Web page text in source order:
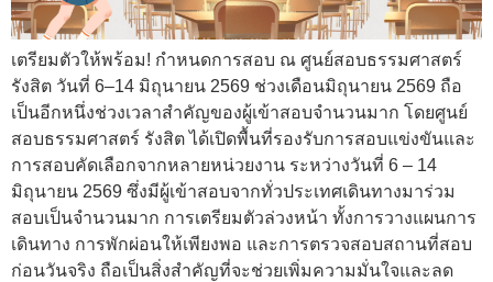
เตรียมตัวให้พร้อม! กำหนดการสอบ ณ ศูนย์สอบธรรมศาสตร์
รังสิต วันที่ 6–14 มิถุนายน 2569 ช่วงเดือนมิถุนายน 2569 ถือ
เป็นอีกหนึ่งช่วงเวลาสำคัญของผู้เข้าสอบจำนวนมาก โดยศูนย์
สอบธรรมศาสตร์ รังสิต ได้เปิดพื้นที่รองรับการสอบแข่งขันและ
การสอบคัดเลือกจากหลายหน่วยงาน ระหว่างวันที่ 6 – 14
มิถุนายน 2569 ซึ่งมีผู้เข้าสอบจากทั่วประเทศเดินทางมาร่วม
สอบเป็นจำนวนมาก การเตรียมตัวล่วงหน้า ทั้งการวางแผนการ
เดินทาง การพักผ่อนให้เพียงพอ และการตรวจสอบสถานที่สอบ
ก่อนวันจริง ถือเป็นสิ่งสำคัญที่จะช่วยเพิ่มความมั่นใจและลด